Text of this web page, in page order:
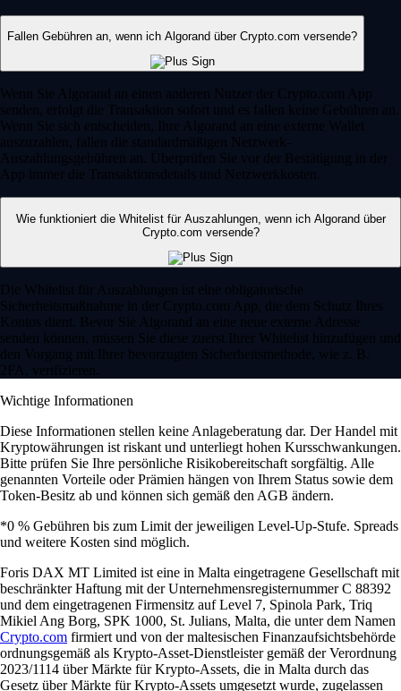
Fallen Gebühren an, wenn ich Algorand über Crypto.com versende?
Wenn Sie Algorand an einen anderen Nutzer der Crypto.com App
senden, erfolgt die Transaktion sofort und es fallen keine Gebühren an.
Wenn Sie sich entscheiden, Ihre Algorand an eine externe Wallet
auszuzahlen, fallen die standardmäßigen Netzwerk-
Auszahlungsgebühren an. Überprüfen Sie vor der Bestätigung in der
App immer die Transaktionsdetails und Netzwerkkosten.
Wie funktioniert die Whitelist für Auszahlungen, wenn ich Algorand über
Crypto.com versende?
Die Whitelist für Auszahlungen ist eine obligatorische
Sicherheitsmaßnahme in der Crypto.com App, die dem Schutz Ihres
Kontos dient. Bevor Sie Algorand an eine neue externe Adresse
senden können, müssen Sie diese zuerst Ihrer Whitelist hinzufügen und
den Vorgang mit Ihrer bevorzugten Sicherheitsmethode, wie z. B.
2FA, verifizieren.
Wichtige Informationen
Diese Informationen stellen keine Anlageberatung dar. Der Handel mit
Kryptowährungen ist riskant und unterliegt hohen Kursschwankungen.
Bitte prüfen Sie Ihre persönliche Risikobereitschaft sorgfältig. Alle
genannten Vorteile oder Prämien hängen von Ihrem Status sowie dem
Token-Besitz ab und können sich gemäß den AGB ändern.
*0 % Gebühren bis zum Limit der jeweiligen Level-Up-Stufe. Spreads
und weitere Kosten sind möglich.
Foris DAX MT Limited ist eine in Malta eingetragene Gesellschaft mit
beschränkter Haftung mit der Unternehmensregisternummer C 88392
und dem eingetragenen Firmensitz auf Level 7, Spinola Park, Triq
Mikiel Ang Borg, SPK 1000, St. Julians, Malta, die unter dem Namen
Crypto.com firmiert und von der maltesischen Finanzaufsichtsbehörde
ordnungsgemäß als Krypto-Asset-Dienstleister gemäß der Verordnung
2023/1114 über Märkte für Krypto-Assets, die in Malta durch das
Gesetz über Märkte für Krypto-Assets umgesetzt wurde, zugelassen